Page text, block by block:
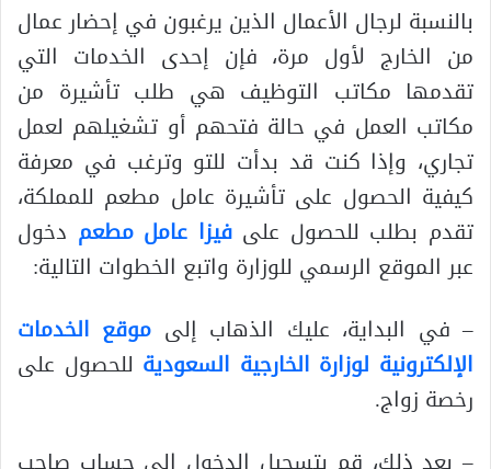
بالنسبة لرجال الأعمال الذين يرغبون في إحضار عمال
من الخارج لأول مرة، فإن إحدى الخدمات التي
تقدمها مكاتب التوظيف هي طلب تأشيرة من
مكاتب العمل في حالة فتحهم أو تشغيلهم لعمل
تجاري، وإذا كنت قد بدأت للتو وترغب في معرفة
كيفية الحصول على تأشيرة عامل مطعم للمملكة،
تقدم بطلب للحصول علىفيزا عامل مطعم دخول
عبر الموقع الرسمي للوزارة واتبع الخطوات التالية:
– في البداية، عليك الذهاب إلى موقع الخدمات
الإلكترونية لوزارة الخارجية السعودية للحصول على
رخصة زواج.